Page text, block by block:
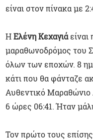
είναι στον πίνακα με
ΗΕλένη Κεχαγιάείναι
μαραθωνοδρόμος του
όλων των εποχών. 8
κάτι που θα φάνταζε
Αυθεντικό
6 ώρες 06:41. Ήταν
Τον πρώτο τους